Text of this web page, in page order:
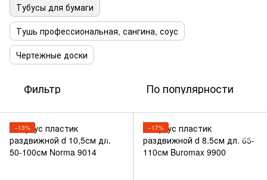
Тубусы для бумаги
Тушь профессиональная, сангина, соус
Чертежные доски
Фильтр По популярности
−13% −17%